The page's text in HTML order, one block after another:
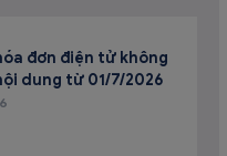
đơn điện tử không
dung từ 01/7/2026